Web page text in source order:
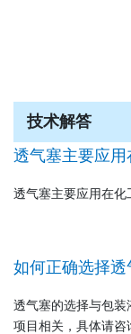
技术解答
透气塞主要应用
透气塞主要应用在化
如何正确选择透
透气塞的选择与包
项目相关，具体请咨